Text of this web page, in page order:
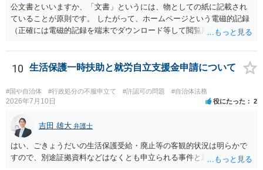
公文書といいますか、「文書」というには、物としての紙に記載され
ていることが原則です。 したがって、ホームページという電磁的記録
（正確には電磁的記録を端末でダウンロード等して閲覧用のソフトで
するか否かとなります。 また、自動計算シートが「権利、義務又は事
実証明に関する電磁的記録」に該当するか否かは、具体的な裁判とな
ったときに裁判所がどのように判断するかは予測できません。 私見で
すが、一般論としては、ホームページ上の自動計算シートはあくまで
参考の情報であり、何か手続きをするさいに具体的に算定することに
録」に該当しないと考えられます。 なお、刑法１６１条の２は「人の
事務処理を誤らせる目的で、」という要件がかかっているため、当該
目的を欠く場合は刑法１６１条の２に該当しません。
10 生活保護一時扶助と就労自立支援金申請について
#国や自治体 #行政処分の不服申立て #許認可の問題 #自治体法務
2026年7月10日 役にたった 2
吉田 雄大 弁護士
はい、ごきょうだいの生活保護受給・廃止等の客観的状況は明らかで
すので、別途証拠資料などはなくとも申立られる事件と思います。